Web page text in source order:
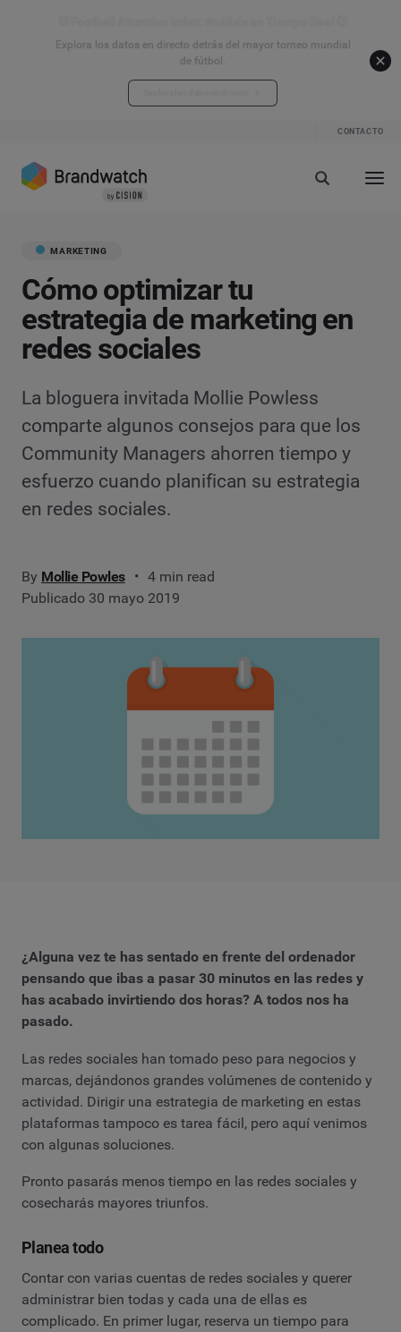
Explora los datos en directo detrás del mayor torneo mundial
de fútbol.
CONTACTO
MARKETING
Cómo optimizar tu
estrategia de marketing en
redes sociales
La bloguera invitada Mollie Powless
comparte algunos consejos para que los
Community Managers ahorren tiempo y
esfuerzo cuando planifican su estrategia
en redes sociales.
By Mollie Powles
4 min read
Publicado 30 mayo 2019
¿Alguna vez te has sentado en frente del ordenador
pensando que ibas a pasar 30 minutos en las redes y
has acabado invirtiendo dos horas? A todos nos ha
pasado.
Las redes sociales han tomado peso para negocios y
marcas, dejándonos grandes volúmenes de contenido y
actividad. Dirigir una estrategia de marketing en estas
plataformas tampoco es tarea fácil, pero aquí venimos
con algunas soluciones.
Pronto pasarás menos tiempo en las redes sociales y
cosecharás mayores triunfos.
Planea todo
Contar con varias cuentas de redes sociales y querer
administrar bien todas y cada una de ellas es
complicado. En primer lugar, reserva un tiempo para